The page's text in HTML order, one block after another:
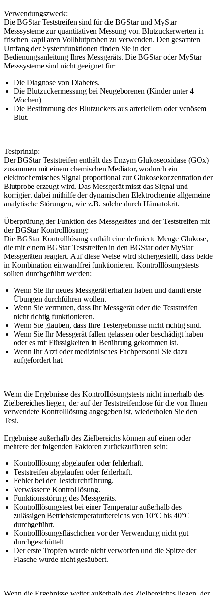
Verwendungszweck:
Die BGStar Teststreifen sind für die BGStar und MyStar
Messsysteme zur quantitativen Messung von Blutzuckerwerten in
frischen kapillaren Vollblutproben zu verwenden. Den gesamten
Umfang der Systemfunktionen finden Sie in der
Bedienungsanleitung Ihres Messgeräts. Die BGStar oder MyStar
Messsysteme sind nicht geeignet für:
Die Diagnose von Diabetes.
Die Blutzuckermessung bei Neugeborenen (Kinder unter 4
Wochen).
Die Bestimmung des Blutzuckers aus arteriellem oder venösem
Blut.
Testprinzip:
Der BGStar Teststreifen enthält das Enzym Glukoseoxidase (GOx)
zusammen mit einem chemischen Mediator, wodurch ein
elektrochemisches Signal proportional zur Glukosekonzentration der
Blutprobe erzeugt wird. Das Messgerät misst das Signal und
korrigiert dabei mithilfe der dynamischen Elektrochemie allgemeine
analytische Störungen, wie z.B. solche durch Hämatokrit.
Überprüfung der Funktion des Messgerätes und der Teststreifen mit
der BGStar Kontrolllösung:
Die BGStar Kontrolllösung enthält eine definierte Menge Glukose,
die mit einem BGStar Teststreifen in den BGStar oder MyStar
Messgeräten reagiert. Auf diese Weise wird sichergestellt, dass beide
in Kombination einwandfrei funktionieren. Kontrolllösungstests
sollten durchgeführt werden:
Wenn Sie Ihr neues Messgerät erhalten haben und damit erste
Übungen durchführen wollen.
Wenn Sie vermuten, dass Ihr Messgerät oder die Teststreifen
nicht richtig funktionieren.
Wenn Sie glauben, dass Ihre Testergebnisse nicht richtig sind.
Wenn Sie Ihr Messgerät fallen gelassen oder beschädigt haben
oder es mit Flüssigkeiten in Berührung gekommen ist.
Wenn Ihr Arzt oder medizinisches Fachpersonal Sie dazu
aufgefordert hat.
Wenn die Ergebnisse des Kontrolllösungstests nicht innerhalb des
Zielbereiches liegen, der auf der Teststreifendose für die von Ihnen
verwendete Kontrolllösung angegeben ist, wiederholen Sie den
Test.
Ergebnisse außerhalb des Zielbereichs können auf einen oder
mehrere der folgenden Faktoren zurückzuführen sein:
Kontrolllösung abgelaufen oder fehlerhaft.
Teststreifen abgelaufen oder fehlerhaft.
Fehler bei der Testdurchführung.
Verwässerte Kontrolllösung.
Funktionsstörung des Messgeräts.
Kontrolllösungstest bei einer Temperatur außerhalb des
zulässigen Betriebstemperaturbereichs von 10°C bis 40°C
durchgeführt.
Kontrolllösungsfläschchen vor der Verwendung nicht gut
durchgeschüttelt.
Der erste Tropfen wurde nicht verworfen und die Spitze der
Flasche wurde nicht gesäubert.
Wenn die Ergebnisse weiter außerhalb des Zielbereiches liegen, der